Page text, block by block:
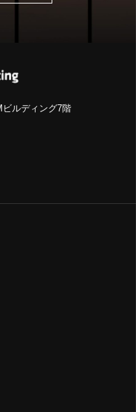
ビルディング7階